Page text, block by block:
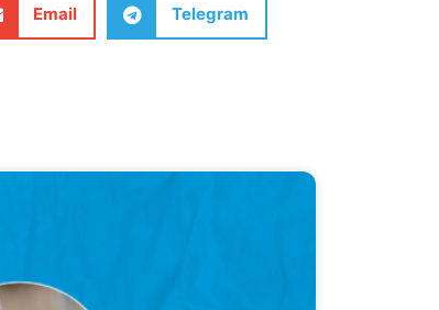
Email Telegram